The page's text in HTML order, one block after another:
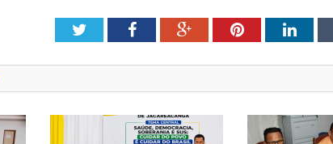
TwitterFacebookGoogle+Pinterest